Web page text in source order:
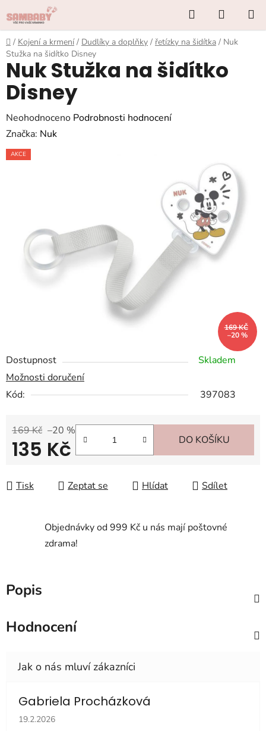
na
obsah
Hledat
KOŠÍK
Domů
/ Kojení a krmení / Dudlíky a doplňky / řetízky na šidítka / Nuk
Stužka na šidítko Disney
Dostupnost
Skladem
Možnosti doručení
Kód:
397083
169 Kč –20 %
135 Kč DO KOŠÍKU
Tisk Zeptat se Hlídat Sdílet
Nuk Stužka na šidítko
Disney
Průměrné
hodnocení
produktu
hvězdiček.
Neohodnoceno Podrobnosti hodnocení
Značka: Nuk
AKCE
169 KČ
–20 %
Objednávky od 999 Kč u nás mají poštovné
zdrama!
Popis
Hodnocení
Gabriela Procházková
Hodnocení obchodu je 5 z 5 hvězdiček.
19.2.2026